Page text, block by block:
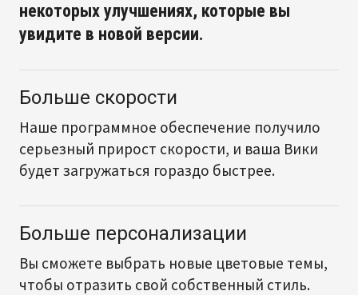
некоторых улучшениях, которые вы
увидите в новой версии.
Больше скорости
Наше программное обеспечение получило
серьезный прирост скорости, и ваша Вики
будет загружаться гораздо быстрее.
Больше персонализации
Вы сможете выбрать новые цветовые темы,
чтобы отразить свой собственный стиль.